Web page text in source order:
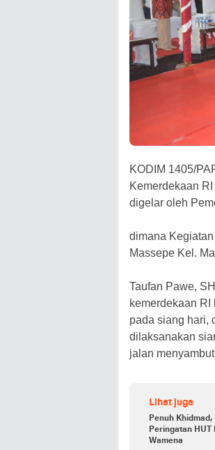
KODIM 1405/
Kemerdekaan
digelar oleh
dimana
Massepe Kel.
Taufan Pawe,
kemerdekaan
pada siang hari,
dilaksanakan
jalan
Lihat juga
Penuh Khidmad,
Peringatan HUT
Wamena